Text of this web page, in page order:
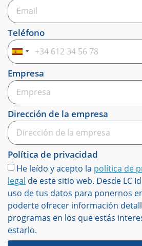
Teléfono
Spain
+34
Empresa
Dirección de la empresa
Política de privacidad
He leído y acepto la política de
legal de este sitio web. Desde LC
uso de tus datos para ponernos
poderte ofrecer información
programas en los que estás
estarlo.